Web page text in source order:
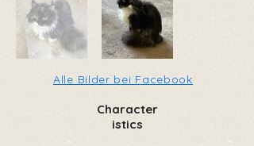
Alle Bilder bei Facebook
Character
istics